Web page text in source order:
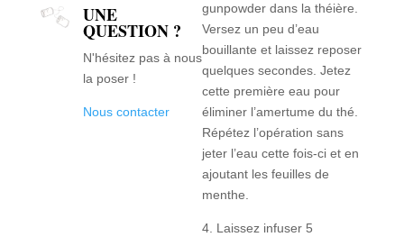
UNE
QUESTION ?
N'hésitez pas à nous
la poser !
Nous contacter
gunpowder dans la théière.
Versez un peu d’eau
bouillante et laissez reposer
quelques secondes. Jetez
cette première eau pour
éliminer l’amertume du thé.
Répétez l’opération sans
jeter l’eau cette fois-ci et en
ajoutant les feuilles de
menthe.
4. Laissez infuser 5